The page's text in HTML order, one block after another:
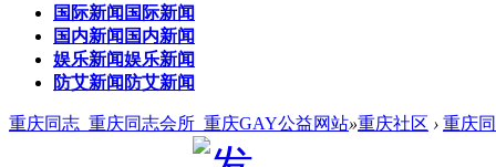
国际新闻 国际新闻
国内新闻 国内新闻
娱乐新闻娱乐新闻
防艾新闻 防艾新闻
重庆同志_重庆同志会所_重庆GAY公益网站»重庆社区 › 重庆